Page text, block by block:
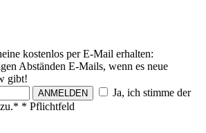
kostenlos per E-Mail erhalten:
Abständen E-Mails, wenn es neue
gibt!
ANMELDEN
Ja, ich stimme der
zu.* * Pflichtfeld